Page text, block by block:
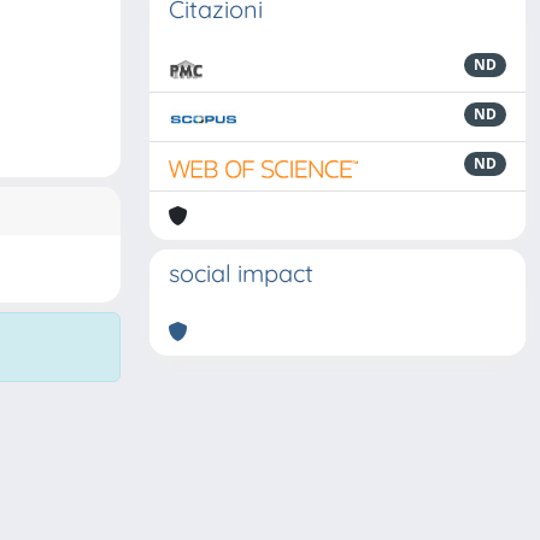
Citazioni
ND
ND
ND
social impact